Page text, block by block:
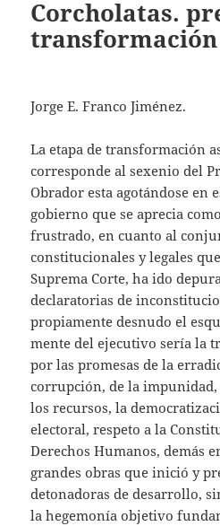
Corcholatas.
transformación
Jorge E. Franco Jiménez.
La etapa de transformación
corresponde al sexenio del
Obrador esta agotándose en
gobierno que se aprecia
frustrado, en cuanto al
constitucionales y legales
Suprema Corte, ha ido
declaratorias de
propiamente desnudo el
mente del ejecutivo sería la
por las promesas de la
corrupción, de la
los recursos, la
electoral, respeto a la
Derechos Humanos, demás
grandes obras que inició y
detonadoras de desarrollo,
la hegemonía objetivo